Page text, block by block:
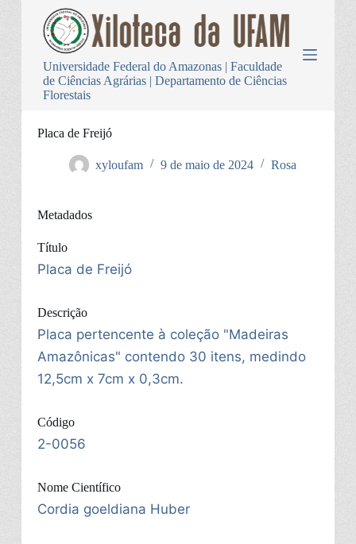
Universidade Federal do Amazonas | Faculdade
de Ciências Agrárias | Departamento de Ciências
Florestais
Placa de Freijó
xyloufam 9 de maio de 2024 Rosa
Metadados
Título
Placa de Freijó
Descrição
Placa pertencente à coleção "Madeiras
Amazônicas" contendo 30 itens, medindo
12,5cm x 7cm x 0,3cm.
Código
2-0056
Nome Científico
Cordia goeldiana Huber